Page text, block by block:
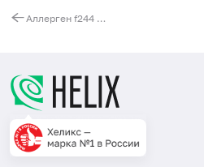
Аллерген f244 - огурец, IgE